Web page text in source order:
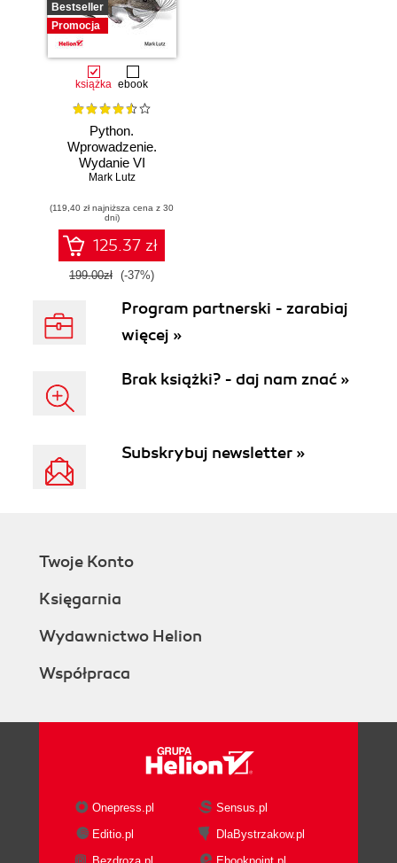
Bestseller
Promocja
książka ebook
Python.
Wprowadzenie.
Wydanie VI
Mark Lutz
(119,40 zł najniższa cena z 30
dni)
125.37 zł
199.00zł (-37%)
Program partnerski - zarabiaj
więcej »
Brak książki? - daj nam znać »
Subskrybuj newsletter »
Twoje Konto
Księgarnia
Wydawnictwo Helion
Współpraca
Onepress.pl
Sensus.pl
Editio.pl
DlaBystrzakow.pl